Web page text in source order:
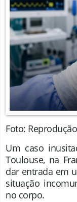
Foto:
Um caso
Toulouse, na
dar entrada em
situação
no corpo.